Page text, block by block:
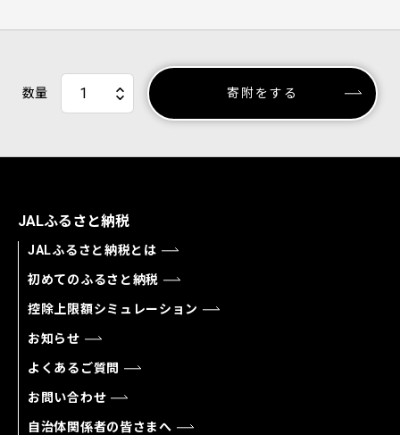
数量 寄附をする
JALふるさと納税
JALふるさと納税とは
初めてのふるさと納税
控除上限額シミュレーション
お知らせ
よくあるご質問
お問い合わせ
自治体関係者の皆さまへ